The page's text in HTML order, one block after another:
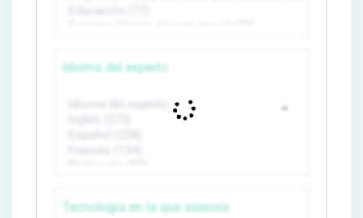
Idioma del experto
Tecnología en la que asesora